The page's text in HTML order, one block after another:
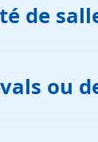
de
ou